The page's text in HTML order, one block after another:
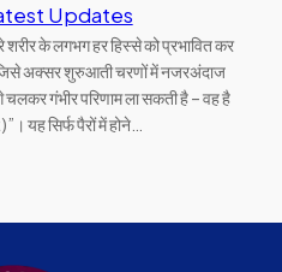
Updates
शरीर के लगभग हर हिस्से को प्रभावित कर
अक्सर शुरुआती चरणों में नजरअंदाज
गंभीर परिणाम ला सकती है – वह है
सिर्फ पैरों में होने…